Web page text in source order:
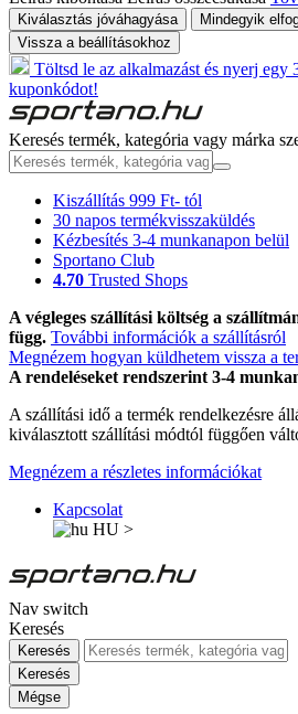
Kiválasztás jóváhagyása
Mindegyik
Vissza a beállításokhoz
Töltsd le az alkalmazást és nyerj egy
kuponkódot!
Keresés termék, kategória vagy márka
Kiszállítás 999 Ft- tól
30 napos termékvisszaküldés
Kézbesítés 3-4 munkanapon belül
Sportano Club
4.70 Trusted Shops
A végleges szállítási költség a
függ. További információk a szállításról
Megnézem hogyan küldhetem vissza a
A rendeléseket rendszerint 3-4
A szállítási idő a termék rendelkezésre
kiválasztott szállítási módtól függően
Megnézem a részletes információkat
Kapcsolat
HU >
Nav switch
Keresés
Keresés
Keresés
Mégse